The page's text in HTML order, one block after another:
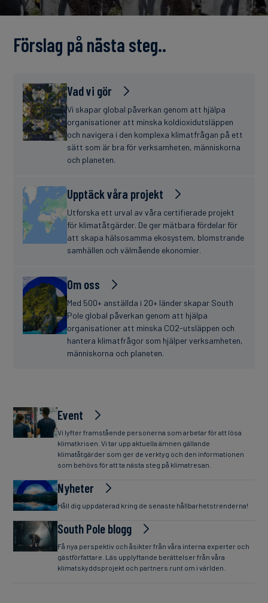
finanser
Förslag på nästa steg..
Vad vi gör
Vi skapar global påverkan genom att hjälpa
organisationer att minska koldioxidutsläppen
och navigera i den komplexa klimatfrågan på ett
sätt som är bra för verksamheten, människorna
och planeten.
Upptäck våra projekt
Utforska ett urval av våra certifierade projekt
för klimatåtgärder. De ger mätbara fördelar för
att skapa hälsosamma ekosystem, blomstrande
samhällen och välmående ekonomier.
Om oss
Med 500+ anställda i 20+ länder skapar South
Pole global påverkan genom att hjälpa
organisationer att minska CO2-utsläppen och
hantera klimatfrågor som hjälper verksamheten,
människorna och planeten.
Event
Vi lyfter framstående personerna som arbetar för att lösa
klimatkrisen. Vi tar upp aktuella ämnen gällande
klimatåtgärder som ger de verktyg och den informationen
som behövs för att ta nästa steg på klimatresan.
Nyheter
Håll dig uppdaterad kring de senaste hållbarhetstrenderna!
South Pole blogg
Få nya perspektiv och åsikter från våra interna experter och
gästförfattare. Läs upplyftande berättelser från våra
klimatskyddsprojekt och partners runt om i världen.